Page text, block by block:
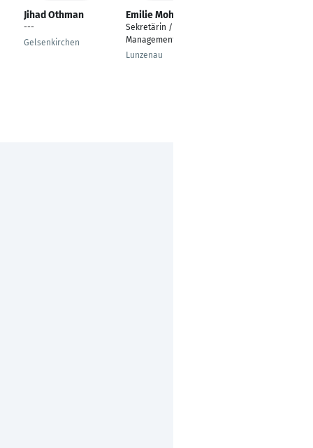
Jihad Othman
---
Gelsenkirchen
Emilie Mohaupt
Sekretärin / Office
Management
Lunzenau